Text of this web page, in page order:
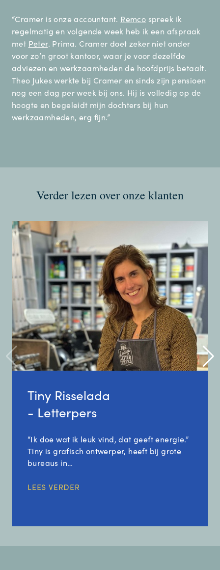
“Cramer is onze accountant. Remco spreek ik
regelmatig en volgende week heb ik een afspraak
met Peter. Prima. Cramer doet zeker niet onder
voor zo’n groot kantoor, waar je voor dezelfde
adviezen en werkzaamheden de hoofdprijs betaalt.
Theo Jukes werkte bij Cramer en sinds zijn pensioen
nog een dag per week bij ons. Hij is volledig op de
hoogte en begeleidt mijn dochters bij hun
werkzaamheden, erg fijn.”
Verder lezen over onze klanten
Tiny Risselada
- Letterpers
“Ik doe wat ik leuk vind, dat geeft energie.”
Tiny is grafisch ontwerper, heeft bij grote
bureaus in…
LEES VERDER